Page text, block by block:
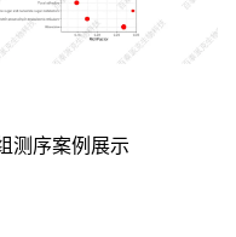
测序案例展示